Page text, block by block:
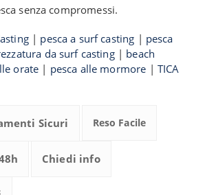
senza compromessi.
| pesca a surf casting | pesca
da surf casting| beach
orate | pesca alle mormore | TICA
Sicuri Reso Facile
Chiedi info